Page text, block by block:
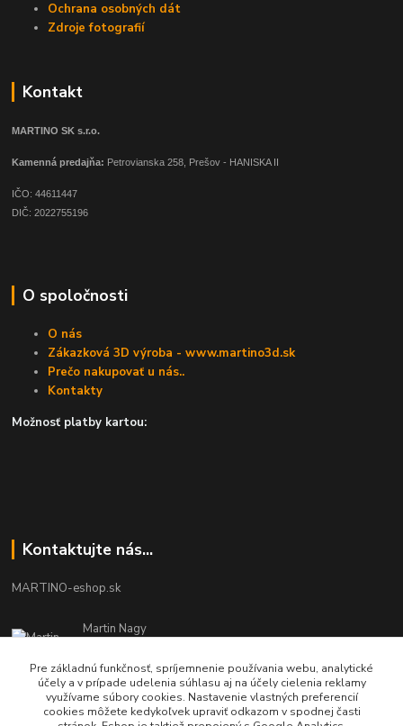
Ochrana osobných dát
Zdroje fotografií
Kontakt
MARTINO SK s.r.o.
Kamenná predajňa: Petrovianska 258, Prešov - HANISKA II
IČO: 44611447
DIČ: 2022755196
O spoločnosti
O nás
Zákazková 3D výroba - www.martino3d.sk
Prečo nakupovať u nás..
Kontakty
Možnosť platby kartou:
Kontaktujte nás...
MARTINO-eshop.sk
Martin Nagy
Pracovné dni - 08:00 - 16:00
info.martinosk@gmail.com
Pre základnú funkčnosť, spríjemnenie používania webu, analytické
účely a v prípade udelenia súhlasu aj na účely cielenia reklamy
využívame súbory cookies. Nastavenie vlastných preferencií
cookies môžete kedykoľvek upraviť odkazom v spodnej časti